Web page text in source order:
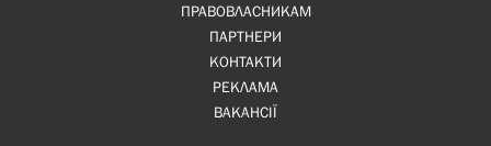
ПРАВОВЛАСНИКАМ
ПАРТНЕРИ
КОНТАКТИ
РЕКЛАМА
ВАКАНСІЇ